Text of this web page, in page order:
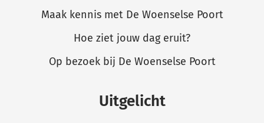
Maak kennis met De Woenselse Poort
Hoe ziet jouw dag eruit?
Op bezoek bij De Woenselse Poort
Uitgelicht